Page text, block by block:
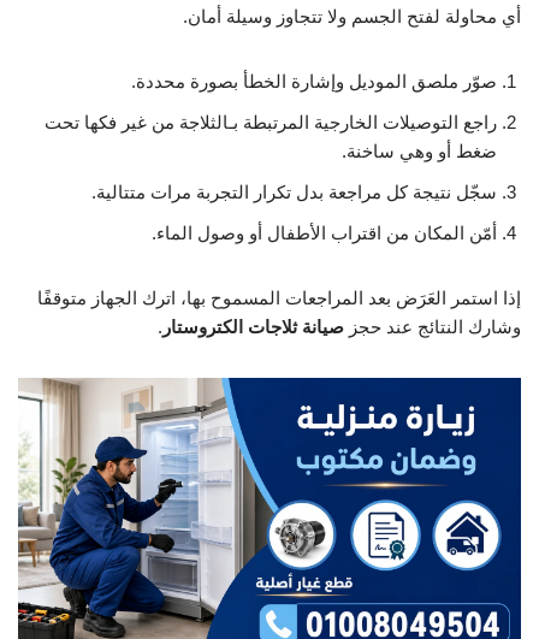
أي محاولة لفتح الجسم ولا تتجاوز وسيلة أمان.
صوّر ملصق الموديل وإشارة الخطأ بصورة محددة.
راجع التوصيلات الخارجية المرتبطة بـالثلاجة من غير فكها تحت
ضغط أو وهي ساخنة.
سجّل نتيجة كل مراجعة بدل تكرار التجربة مرات متتالية.
أمّن المكان من اقتراب الأطفال أو وصول الماء.
إذا استمر العَرَض بعد المراجعات المسموح بها، اترك الجهاز متوقفًا
وشارك النتائج عند حجز صيانة ثلاجات الكتروستار .